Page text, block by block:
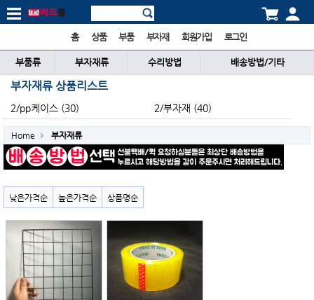
홈 상품 부품 부자재 회원가입 로그인
부품류 부자재류 수리방법 배송방법/기타
부자재류 상품리스트
2/pp케이스 (30) 2/부자재 (40)
Home 부자재류
낮은가격순 높은가격순 상품명순